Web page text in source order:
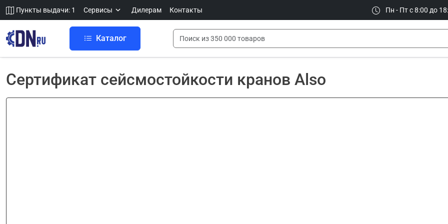
Пункты выдачи: 1 Сервисы Дилерам Контакты Пн - Пт с 8:00 до
Каталог
Сертификат сейсмостойкости кранов Also